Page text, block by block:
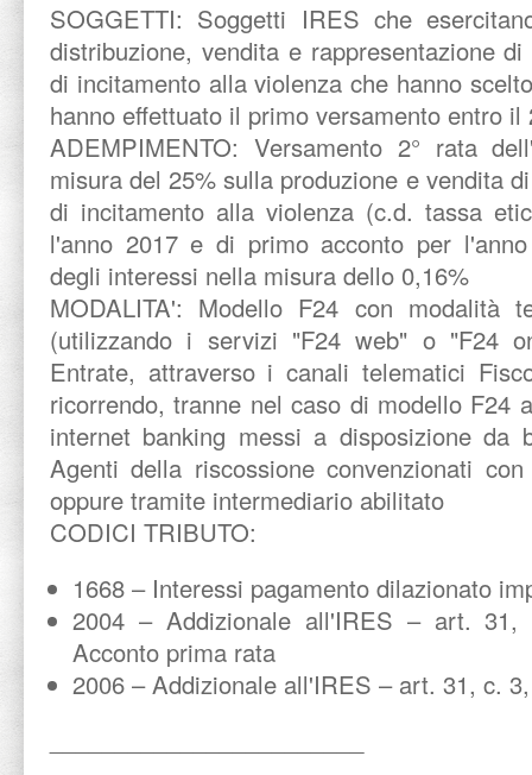
SOGGETTI: Soggetti IRES che
distribuzione, vendita e rappresentazione
di incitamento alla violenza che hanno
hanno effettuato il primo versamento entro il
ADEMPIMENTO: Versamento 2° rata
misura del 25% sulla produzione e vendita
di incitamento alla violenza (c.d. tassa
l'anno 2017 e di primo acconto per
degli interessi nella misura dello 0,16%
MODALITA': Modello F24 con modalità
(utilizzando i servizi "F24 web" o "F24
Entrate, attraverso i canali telematici
ricorrendo, tranne nel caso di modello F24
internet banking messi a disposizione da
Agenti della riscossione convenzionati
oppure tramite intermediario abilitato
CODICI TRIBUTO:
1668 – Interessi pagamento dilazionato
2004 – Addizionale all'IRES – art.
Acconto prima rata
2006 – Addizionale all'IRES – art. 31, c.